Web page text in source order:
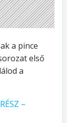
a pince
első
a
–